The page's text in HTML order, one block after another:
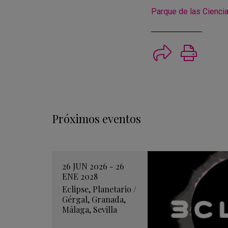
Parque de las
Próximos eventos
26 JUN 2026 - 26
ENE 2028
Eclipse, Planetario /
Gérgal, Granada,
Málaga, Sevilla